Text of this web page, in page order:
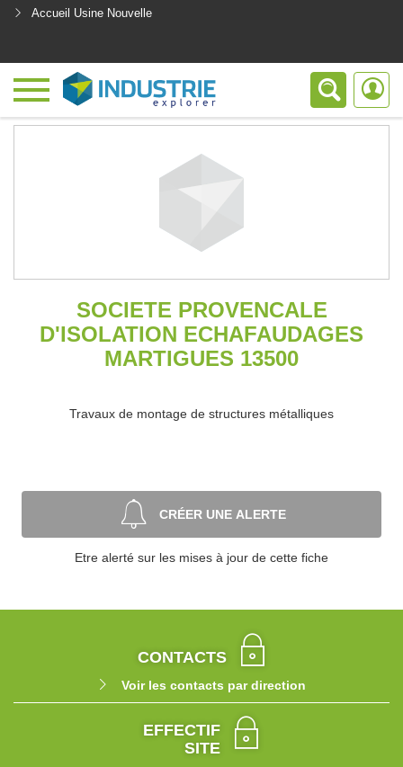
Accueil Usine Nouvelle
SOCIETE PROVENCALE
D'ISOLATION ECHAFAUDAGES
MARTIGUES 13500
Travaux de montage de structures métalliques
CRÉER UNE ALERTE
Etre alerté sur les mises à jour de cette fiche
CONTACTS
Voir les contacts par direction
EFFECTIF
SITE